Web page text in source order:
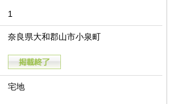
1
奈良県大和郡山市小泉町
宅地